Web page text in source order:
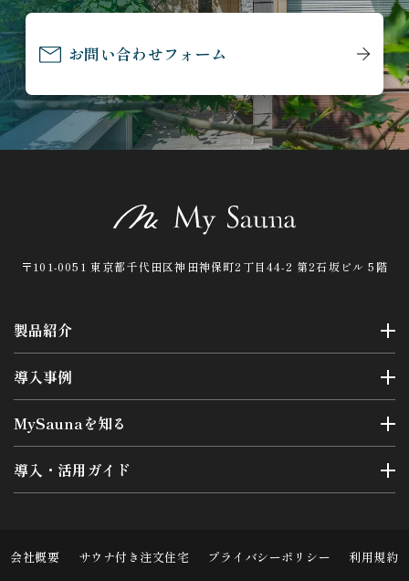
お問い合わせフォーム
〒101-0051 東京都千代田区神田神保町2丁目44-2 第2石坂ビル 5階
製品紹介
導入事例
MySaunaを知る
導入・活用ガイド
会社概要 サウナ付き注文住宅 プライバシーポリシー 利用規約